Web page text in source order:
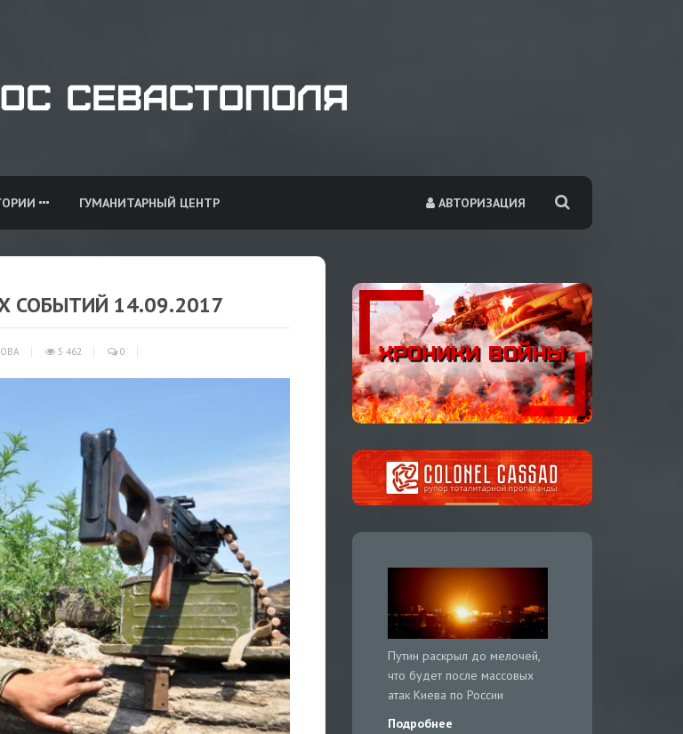
АВТОРИЗАЦИЯ
ГУМАНИТАРНЫЙ ЦЕНТР
СОБЫТИЙ 14.09.2017
5 462 0
Путин раскрыл до мелочей,
что будет после массовых
атак Киева по России
Подробнее